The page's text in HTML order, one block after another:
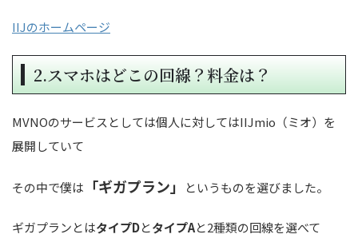
IIJのホームページ
2.スマホはどこの回線？料金は？
MVNOのサービスとしては個人に対してはIIJmio（ミオ）を
展開していて
その中で僕は 「ギガプラン」 というものを選びました。
ギガプランとはタイプDとタイプAと2種類の回線を選べて